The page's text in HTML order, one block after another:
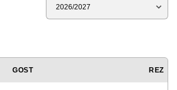
GOST REZ